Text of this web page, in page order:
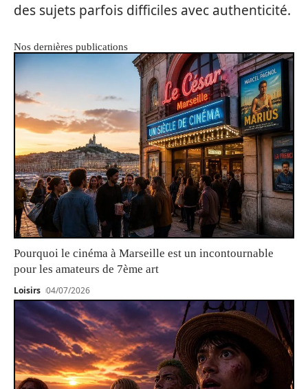
des sujets parfois difficiles avec authenticité.
Nos dernières publications
Pourquoi le cinéma à Marseille est un incontournable
pour les amateurs de 7ème art
Loisirs 04/07/2026